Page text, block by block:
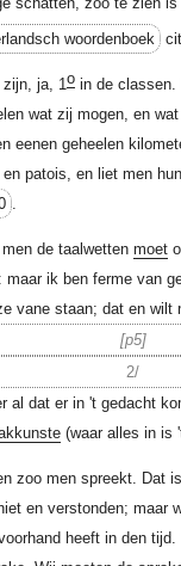
woordenboek
ja, 1oin de classen.
wat zij mogen, en
eenen geheelen
patois, en liet men
.
de taalwetten moet
ik ben ferme van
vane staan; dat en wilt
p5
2/
al dat er in 't gedacht
(waar alles in is
zoo men spreekt. Dat
en verstonden; maar
heeft in den